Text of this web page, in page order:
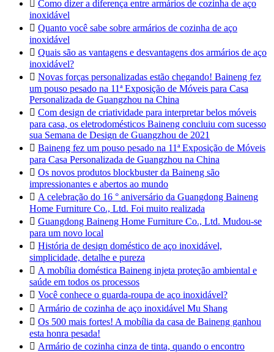
Como dizer a diferença entre armários de cozinha de aço
inoxidável
 Quanto você sabe sobre armários de cozinha de aço
inoxidável
 Quais são as vantagens e desvantagens dos armários de aço
inoxidável?
 Novas forças personalizadas estão chegando! Baineng fez
um pouso pesado na 11ª Exposição de Móveis para Casa
Personalizada de Guangzhou na China
 Com design de criatividade para interpretar belos móveis
para casa, os eletrodomésticos Baineng concluiu com sucesso
sua Semana de Design de Guangzhou de 2021
 Baineng fez um pouso pesado na 11ª Exposição de Móveis
para Casa Personalizada de Guangzhou na China
 Os novos produtos blockbuster da Baineng são
impressionantes e abertos ao mundo
 A celebração do 16 ° aniversário da Guangdong Baineng
Home Furniture Co., Ltd. Foi muito realizada
 Guangdong Baineng Home Furniture Co., Ltd. Mudou-se
para um novo local
 História de design doméstico de aço inoxidável,
simplicidade, detalhe e pureza
 A mobília doméstica Baineng injeta proteção ambiental e
saúde em todos os processos
 Você conhece o guarda-roupa de aço inoxidável?
 Armário de cozinha de aço inoxidável Mu Shang
 Os 500 mais fortes! A mobília da casa de Baineng ganhou
esta honra pesada!
 Armário de cozinha cinza de tinta, quando o encontro